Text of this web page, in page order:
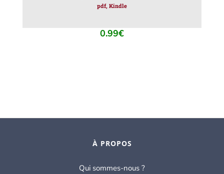
pdf, Kindle
0.99€
À PROPOS
Qui sommes-nous ?